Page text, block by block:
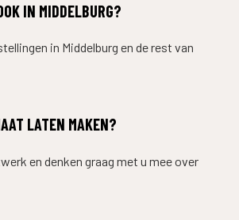
IN MIDDELBURG?
in Middelburg en de rest van
LATEN MAKEN?
en denken graag met u mee over